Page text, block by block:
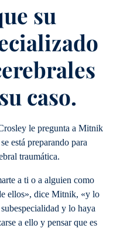
su
caso.
le pregunta a Mitnik
está preparando para
traumática.
a ti o a alguien como
ellos», dice Mitnik, «y lo
y lo haya
a ello y pensar que es